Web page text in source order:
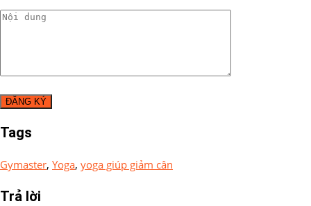
Tags
Gymaster, Yoga, yoga giúp giảm cân
Trả lời